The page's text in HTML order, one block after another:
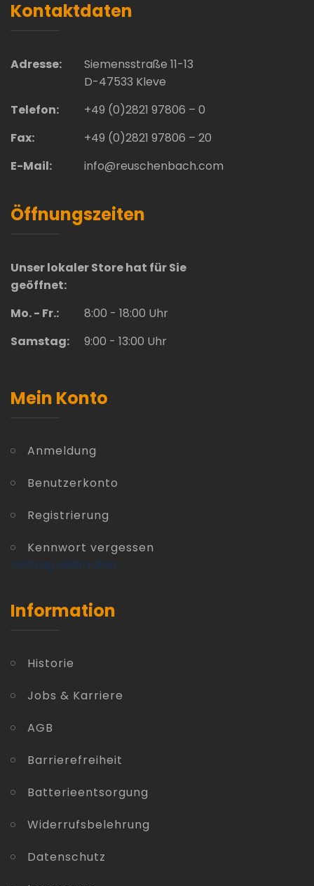
Kontaktdaten
Adresse:
Siemensstraße 11-13
D-47533 Kleve
Telefon:
+49 (0)2821 97806 – 0
Fax:
+49 (0)2821 97806 – 20
E-Mail:
info@reuschenbach.com
Öffnungszeiten
Unser lokaler Store hat für Sie
geöffnet:
Mo. - Fr.:
8:00 - 18:00 Uhr
Samstag:
9:00 - 13:00 Uhr
Mein Konto
Anmeldung
Benutzerkonto
Registrierung
Kennwort vergessen
Vertrag widerrufen
Information
Historie
Jobs & Karriere
AGB
Barrierefreiheit
Batterieentsorgung
Widerrufsbelehrung
Datenschutz